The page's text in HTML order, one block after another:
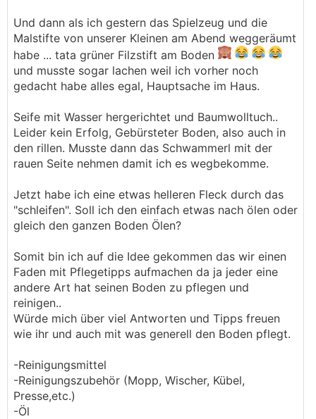
Und dann als ich gestern das Spielzeug und die
Malstifte von unserer Kleinen am Abend weggeräumt
habe ... tata grüner Filzstift am Boden
und musste sogar lachen weil ich vorher noch
gedacht habe alles egal, Hauptsache im Haus.
Seife mit Wasser hergerichtet und Baumwolltuch..
Leider kein Erfolg, Gebürsteter Boden, also auch in
den rillen. Musste dann das Schwammerl mit der
rauen Seite nehmen damit ich es wegbekomme.
Jetzt habe ich eine etwas helleren Fleck durch das
"schleifen". Soll ich den einfach etwas nach ölen oder
gleich den ganzen Boden Ölen?
Somit bin ich auf die Idee gekommen das wir einen
Faden mit Pflegetipps aufmachen da ja jeder eine
andere Art hat seinen Boden zu pflegen und
reinigen..
Würde mich über viel Antworten und Tipps freuen
wie ihr und auch mit was generell den Boden pflegt.
-Reinigungsmittel
-Reinigungszubehör (Mopp, Wischer, Kübel,
Presse,etc.)
-Öl